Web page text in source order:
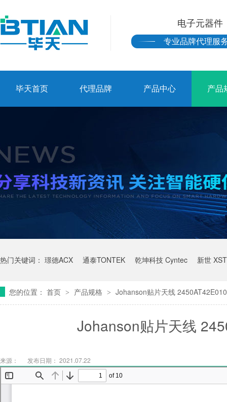
电子元器件
专业品牌代理服
毕天首页 代理品牌 产品中心 产品
热门关键词： 璟德ACX 通泰TONTEK 乾坤科技 Cyntec 新世
您的位置： 首页 > 产品规格 > Johanson贴片天线
Johanson贴片天线
来源： 发布日期： 2021.07.22